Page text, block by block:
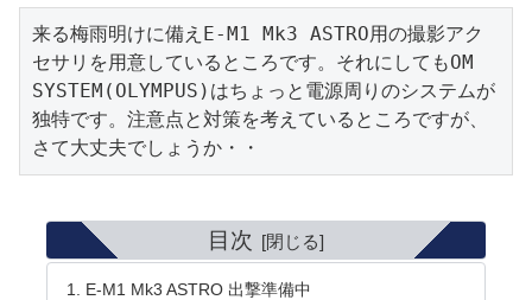
来る梅雨明けに備えE-M1 Mk3 ASTRO用の撮影アク
セサリを用意しているところです。それにしてもOM
SYSTEM(OLYMPUS)はちょっと電源周りのシステムが
独特です。注意点と対策を考えているところですが、
さて大丈夫でしょうか・・
目次
E-M1 Mk3 ASTRO 出撃準備中